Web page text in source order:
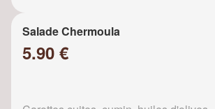
Salade Chermoula
5.90 €